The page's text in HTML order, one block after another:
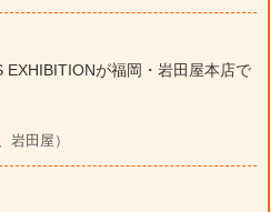
EXHIBITIONが福岡・岩田屋本店で
岩田屋）